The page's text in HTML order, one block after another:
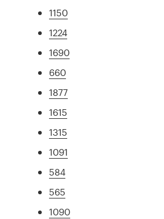
1150
1224
1690
660
1877
1615
1315
1091
584
565
1090